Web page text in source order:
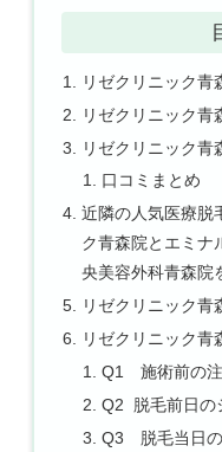
リゼクリニック青
リゼクリニック青
リゼクリニック青
口コミまとめ
近隣の人気医療脱
ク青森院とエミナ
央美容外科青森院
リゼクリニック青
リゼクリニック青
Q1 施術前の注
Q2 脱毛前日の
Q3 脱毛当日